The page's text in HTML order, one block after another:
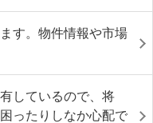
す。物件情報や市場
しているので、将
ったりしなか心配で